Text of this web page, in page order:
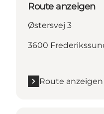
Route anzeigen
Østersvej 3
3600
Route anzeigen